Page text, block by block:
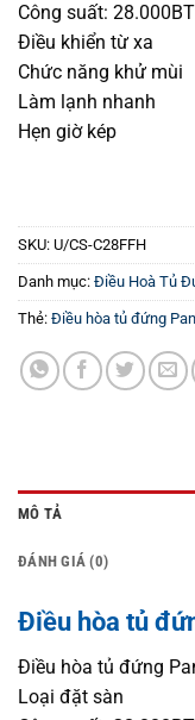
Công suất:
Điều khiển từ xa
Chức năng khử mùi
Làm lạnh nhanh
Hẹn giờ kép
SKU: U/CS-C28FFH
Danh mục: Điều Hoà Tủ
Thẻ: Điều hòa tủ đứng
MÔ TẢ
ĐÁNH GIÁ (0)
Điều hòa tủ
Điều hòa tủ đứng
Loại đặt sàn